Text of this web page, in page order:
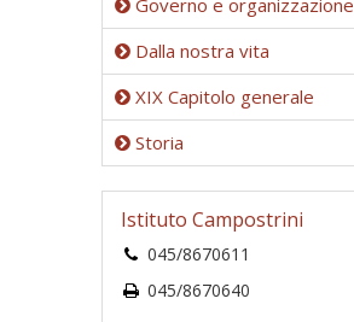
Governo e organizzazione
Dalla nostra vita
XIX Capitolo generale
Storia
Istituto Campostrini
045/8670611
045/8670640